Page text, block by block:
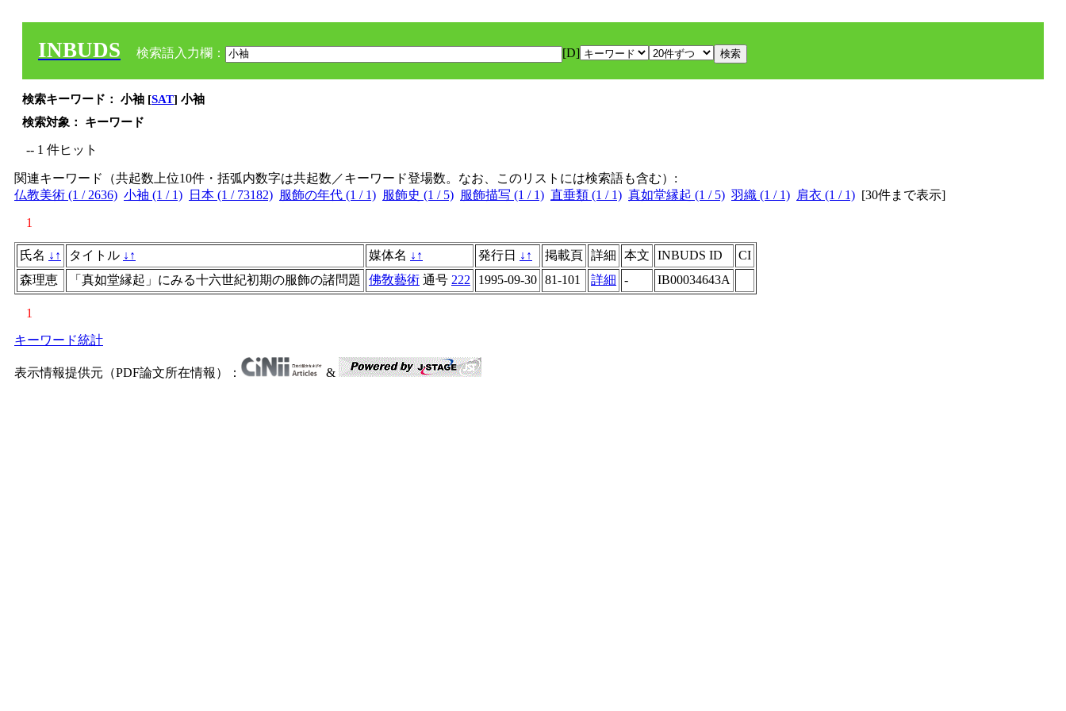
INBUDS 検索語入力欄： [D]
検索キーワード： 小袖 [SAT] 小袖
検索対象： キーワード
-- 1 件ヒット
関連キーワード（共起数上位10件・括弧内数字は共起数／キーワード登場数。なお、このリストには検索語も含む）:
仏教美術 (1 / 2636) 小袖 (1 / 1) 日本 (1 / 73182) 服飾の年代 (1 / 1) 服飾史 (1 / 5) 服飾描写 (1 / 1) 直垂類 (1 / 1) 真如堂縁起 (1 / 5) 羽織 (1 / 1) 肩衣 (1 / 1) [30件まで表示]
1
氏名 ↓ ↑ タイトル ↓ ↑ 媒体名 ↓ ↑ 発行日 ↓ ↑ 掲載頁 詳細 本文 INBUDS ID
CI
森理恵
「真如堂縁起」にみる十六世紀初期の服飾の諸問題 佛敎藝術 通号 222 1995-09-30 81-101 詳細 - IB00034643A
1
キーワード統計
表示情報提供元（PDF論文所在情報）： &